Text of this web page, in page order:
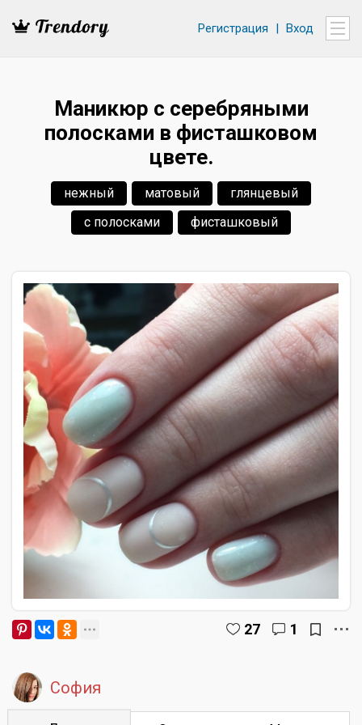
Регистрация | Вход
Маникюр с серебряными
полосками в фисташковом
цвете.
нежный матовый
глянцевый
с полосками
фисташковый
27 1
София